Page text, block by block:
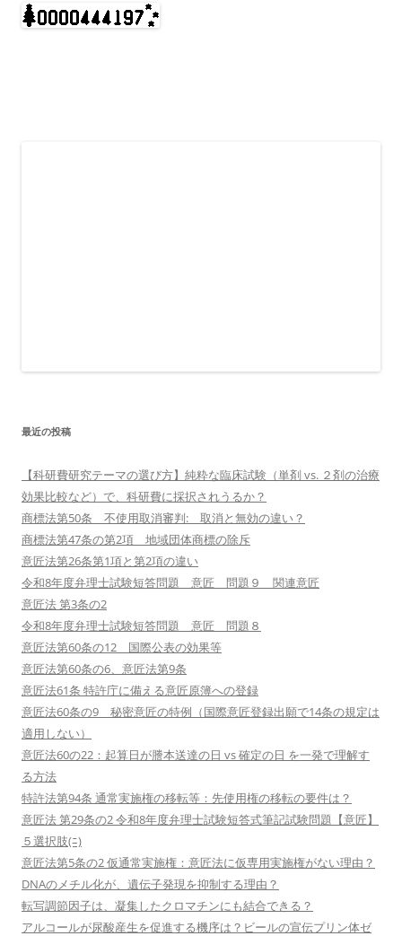
最近の投稿
【科研費研究テーマの選び方】純粋な臨床試験（単剤 vs. ２剤の治療
効果比較など）で、科研費に採択されうるか？
商標法第50条 不使用取消審判: 取消と無効の違い？
商標法第47条の第2項 地域団体商標の除斥
意匠法第26条第1項と第2項の違い
令和8年度弁理士試験短答問題 意匠 問題９ 関連意匠
意匠法 第3条の2
令和8年度弁理士試験短答問題 意匠 問題８
意匠法第60条の12 国際公表の効果等
意匠法第60条の6、意匠法第9条
意匠法61条 特許庁に備える意匠原簿への登録
意匠法60条の9 秘密意匠の特例（国際意匠登録出願で14条の規定は
適用しない）
意匠法60の22：起算日が謄本送達の日 vs 確定の日 を一発で理解す
る方法
特許法第94条 通常実施権の移転等：先使用権の移転の要件は？
意匠法 第29条の2 令和8年度弁理士試験短答式筆記試験問題【意匠】
５選択肢(ﾆ)
意匠法第5条の2 仮通常実施権：意匠法に仮専用実施権がない理由？
DNAのメチル化が、遺伝子発現を抑制する理由？
転写調節因子は、凝集したクロマチンにも結合できる？
アルコールが尿酸産生を促進する機序は？ビールの宣伝プリン体ゼ